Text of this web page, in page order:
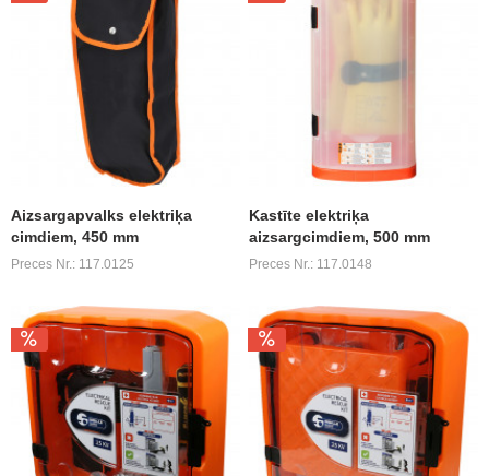
Aizsargapvalks elektriķa
cimdiem, 450 mm
Preces Nr.: 117.0125
Kastīte elektriķa
aizsargcimdiem, 500 mm
Preces Nr.: 117.0148